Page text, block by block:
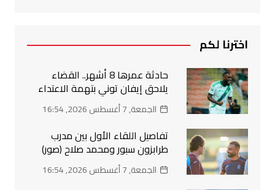
اخترنا لكم
حادثة عمرها 8 أشهر.. القضاء
يلاحق إيفان توني بتهمة الاعتداء
الجمعة, 7 أغسطس 2026, 16:54
تفاصيل اللقاء الأول بين مدرب
طرابزون سبور ومحمد صلاح (صور)
الجمعة, 7 أغسطس 2026, 16:54